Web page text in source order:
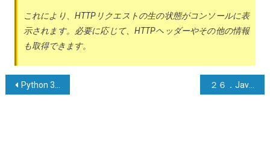
これにより、HTTPリクエストの生の状態がコンソールに表
示されます。必要に応じて、HTTPヘッダーやその他の情報
も取得できます。
投 Python 3で2つのnumpy配列を同時にシャッフルするより良い方法 ２６．Javaでのファイル操作とJSON、XMLファイルの読み書きガイド